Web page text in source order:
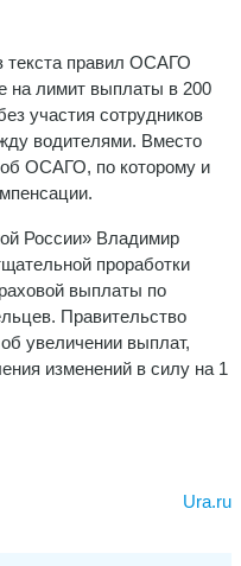
текста правил ОСАГО
на лимит выплаты в 200
участия сотрудников
водителями. Вместо
об ОСАГО, по которому и
России» Владимир
проработки
выплаты по
Правительство
увеличении выплат,
изменений в силу на 1
Ura.ru